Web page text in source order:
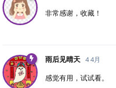
非常感谢，收藏！
雨后见晴天 4 4月
感觉有用，试试看。